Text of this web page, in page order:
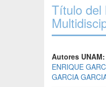
Título del
Autores UNAM:
ENRIQUE
GARCIA